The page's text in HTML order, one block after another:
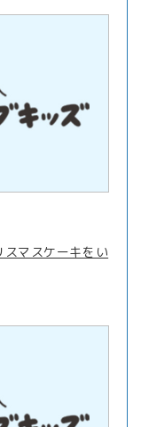
マスケーキをい